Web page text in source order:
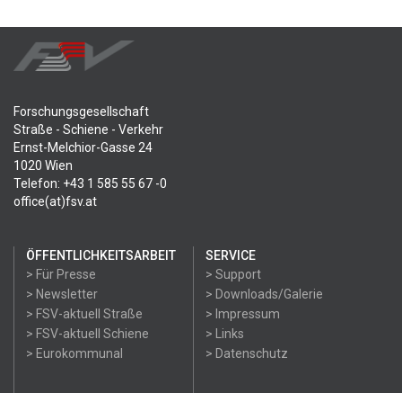
Forschungsgesellschaft
Straße - Schiene - Verkehr
Ernst-Melchior-Gasse 24
1020 Wien
Telefon: +43 1 585 55 67 -0
office(at)fsv.at
ÖFFENTLICHKEITSARBEIT
> Für Presse
> Newsletter
> FSV-aktuell Straße
> FSV-aktuell Schiene
> Eurokommunal
SERVICE
> Support
> Downloads/Galerie
> Impressum
> Links
> Datenschutz